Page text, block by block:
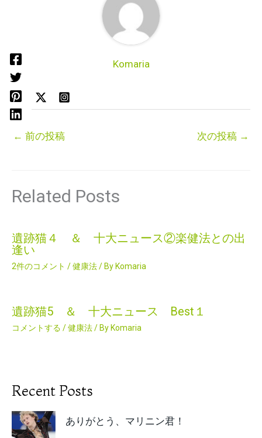
Komaria
← 前の投稿 次の投稿 →
Related Posts
遺跡猫４ ＆ 十大ニュース②楽健法との出
逢い
2件のコメント /健康法/ By Komaria
遺跡猫5 ＆ 十大ニュース Best１
コメントする /健康法/ By Komaria
Recent Posts
ありがとう、マリニン君！